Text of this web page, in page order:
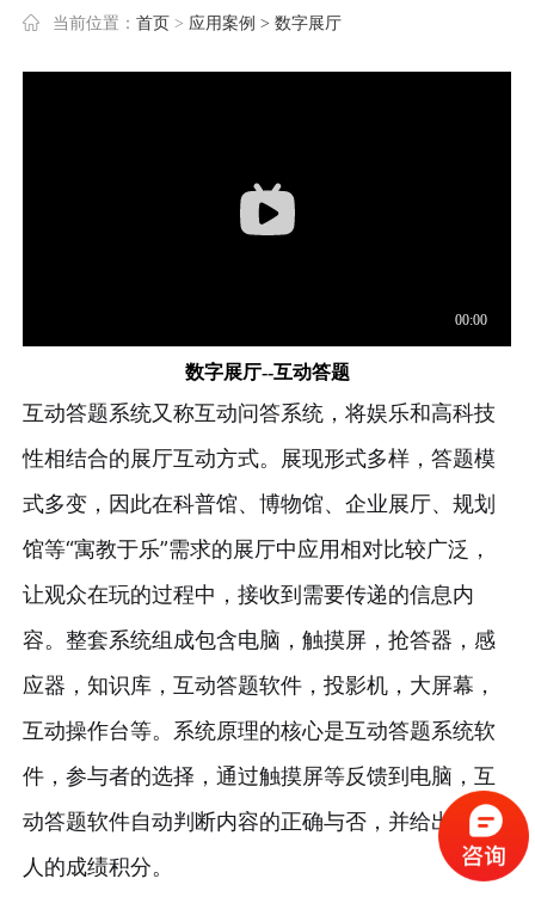
当前位置：首页 > 应用案例 > 数字展厅
数字展厅--互动答题
互动答题系统又称互动问答系统，将娱乐和高科技
性相结合的展厅互动方式。展现形式多样，答题模
式多变，因此在科普馆、博物馆、企业展厅、规划
馆等“寓教于乐”需求的展厅中应用相对比较广泛，
让观众在玩的过程中，接收到需要传递的信息内
容。整套系统组成包含电脑，触摸屏，抢答器，感
应器，知识库，互动答题软件，投影机，大屏幕，
互动操作台等。系统原理的核心是互动答题系统软
件，参与者的选择，通过触摸屏等反馈到电脑，互
动答题软件自动判断内容的正确与否，并给出答题
人的成绩积分。